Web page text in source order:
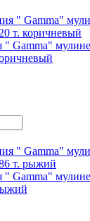
Gamma"
Gamma"